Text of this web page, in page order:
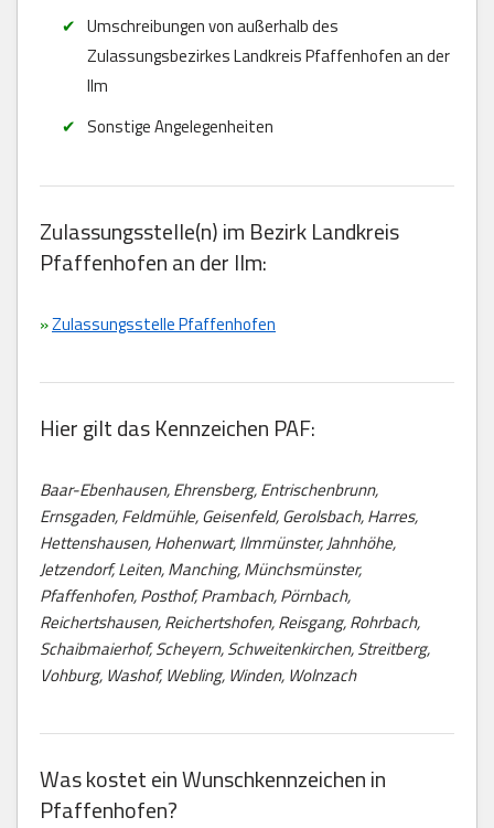
Umschreibungen von außerhalb des
Zulassungsbezirkes Landkreis Pfaffenhofen an der
Ilm
Sonstige Angelegenheiten
Zulassungsstelle(n) im Bezirk Landkreis
Pfaffenhofen an der Ilm:
»Zulassungsstelle Pfaffenhofen
Hier gilt das Kennzeichen PAF:
Baar-Ebenhausen, Ehrensberg, Entrischenbrunn,
Ernsgaden, Feldmühle, Geisenfeld, Gerolsbach, Harres,
Hettenshausen, Hohenwart, Ilmmünster, Jahnhöhe,
Jetzendorf, Leiten, Manching, Münchsmünster,
Pfaffenhofen, Posthof, Prambach, Pörnbach,
Reichertshausen, Reichertshofen, Reisgang, Rohrbach,
Schaibmaierhof, Scheyern, Schweitenkirchen, Streitberg,
Vohburg, Washof, Webling, Winden, Wolnzach
Was kostet ein Wunschkennzeichen in
Pfaffenhofen?